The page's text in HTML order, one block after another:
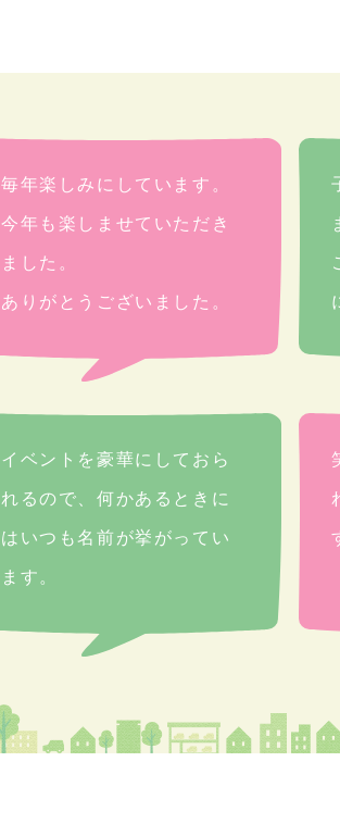
毎年楽しみにしています。
今年も楽しませていただき
ました。
ありがとうございました。
イベントを豪華にしておら
れるので、何かあるときに
はいつも名前が挙がってい
ます。